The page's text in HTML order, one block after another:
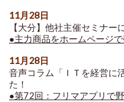
11月28日
【大分】他社主催セミナー
●主力商品をホームページ
11月28日
音声コラム「ＩＴを経営に
た！
●第72回：フリマアプリで